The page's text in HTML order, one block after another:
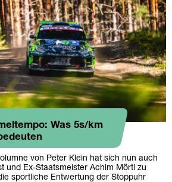
Was 5s/km
von Peter Klein hat sich nun auch
und Ex-Staatsmeister Achim Mörtl zu
sportliche Entwertung der Stoppuhr